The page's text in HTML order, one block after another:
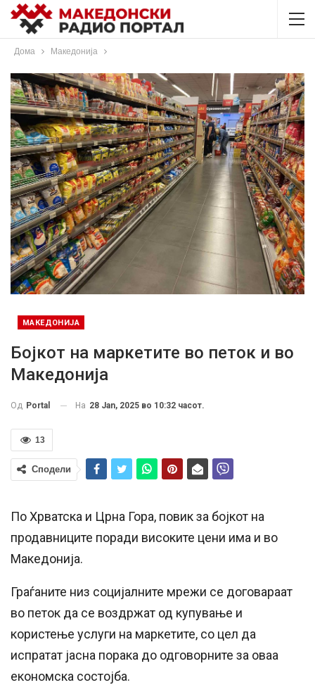
Дома Македонија
МАКЕДОНИЈА
Бојкот на маркетите во петок и во
Македонија
Од Portal На 28 Jan, 2025 во 10:32 часот.
13
Сподели
По Хрватска и Црна Гора, повик за бојкот на
продавниците поради високите цени има и во
Македонија.
Граѓаните низ социјалните мрежи се договараат
во петок да се воздржат од купување и
користење услуги на маркетите, со цел да
испратат јасна порака до одговорните за оваа
економска состојба.